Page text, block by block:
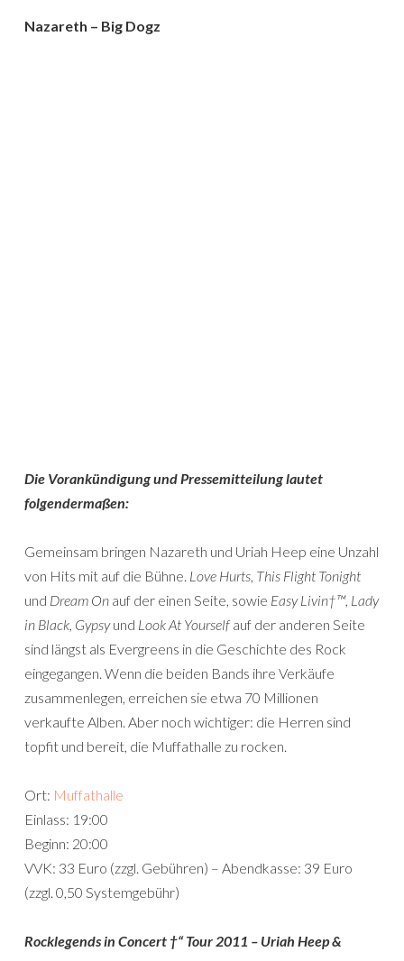
Nazareth – Big Dogz
Die Vorankündigung und Pressemitteilung lautet
folgendermaßen:
Gemeinsam bringen Nazareth und Uriah Heep eine Unzahl
von Hits mit auf die Bühne. Love Hurts, This Flight Tonight
und Dream On auf der einen Seite, sowie Easy Livin†™, Lady
in Black, Gypsyund Look At Yourselfauf der anderen Seite
sind längst als Evergreens in die Geschichte des Rock
eingegangen. Wenn die beiden Bands ihre Verkäufe
zusammenlegen, erreichen sie etwa 70 Millionen
verkaufte Alben. Aber noch wichtiger: die Herren sind
topfit und bereit, die Muffathalle zu rocken.
Ort: Muffathalle
Einlass: 19:00
Beginn: 20:00
VVK: 33 Euro (zzgl. Gebühren) – Abendkasse: 39 Euro
(zzgl. 0,50 Systemgebühr)
Rocklegends in Concert †“ Tour 2011 – Uriah Heep &